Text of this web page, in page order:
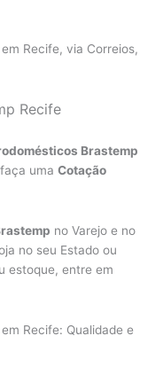
Recife, via Correios,
Recife
Brastemp
umaCotação
no Varejo e no
no seu Estado ou
estoque, entre em
Recife: Qualidade e